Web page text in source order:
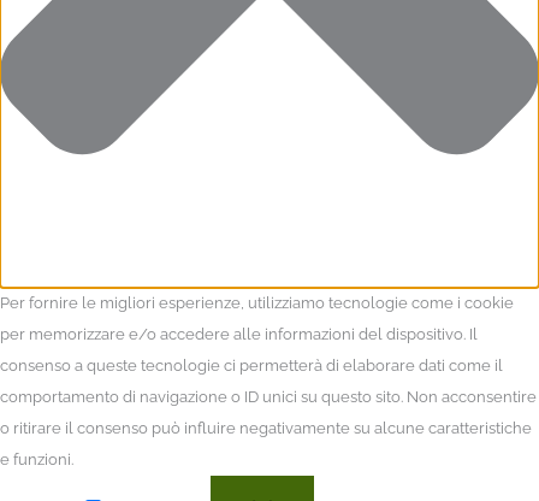
Per fornire le migliori esperienze, utilizziamo tecnologie come i cookie
per memorizzare e/o accedere alle informazioni del dispositivo. Il
consenso a queste tecnologie ci permetterà di elaborare dati come il
comportamento di navigazione o ID unici su questo sito. Non acconsentire
o ritirare il consenso può influire negativamente su alcune caratteristiche
e funzioni.